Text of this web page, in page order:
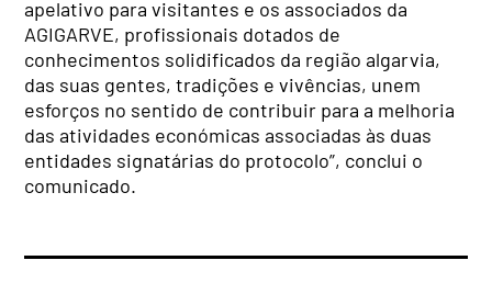
apelativo para visitantes e os associados da
AGIGARVE, profissionais dotados de
conhecimentos solidificados da região algarvia,
das suas gentes, tradições e vivências, unem
esforços no sentido de contribuir para a melhoria
das atividades económicas associadas às duas
entidades signatárias do protocolo”, conclui o
comunicado.